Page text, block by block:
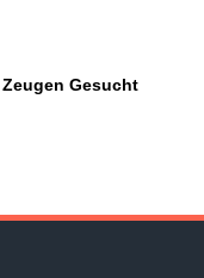
Zeugen Gesucht